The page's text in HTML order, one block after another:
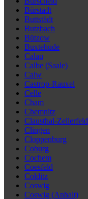
Bürstadt
Buttstädt
Butzbach
Bützow
Buxtehude
Calau
Calbe (Saale)
Calw
Castrop-Rauxel
Celle
Cham
Chemnitz
Clausthal-Zellerfeld
Clingen
Cloppenburg
Coburg
Cochem
Coesfeld
Colditz
Coswig
Coswig (Anhalt)